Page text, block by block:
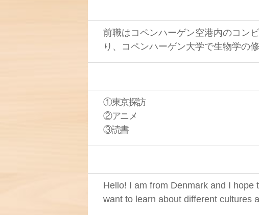
前職はコペンハーゲン空港内のコン
り、コペンハーゲン大学で生物学の
①東京探訪
②アニメ
③読書
Hello! I am from Denmark and I
want to learn about different cultures